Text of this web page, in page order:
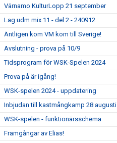
Värnamo KulturLopp 21 september
Lag udm mix 11 - del 2 - 240912
Äntligen kom VM kom till Sverige!
Avslutning - prova på 10/9
Tidsprogram för WSK-Spelen 2024
Prova på är igång!
WSK-spelen 2024 - uppdatering
Inbjudan till kastmångkamp 28 augusti
WSK-spelen - funktionärsschema
Framgångar av Elias!